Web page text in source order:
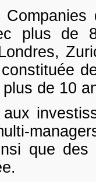
plus de
de 10
que des